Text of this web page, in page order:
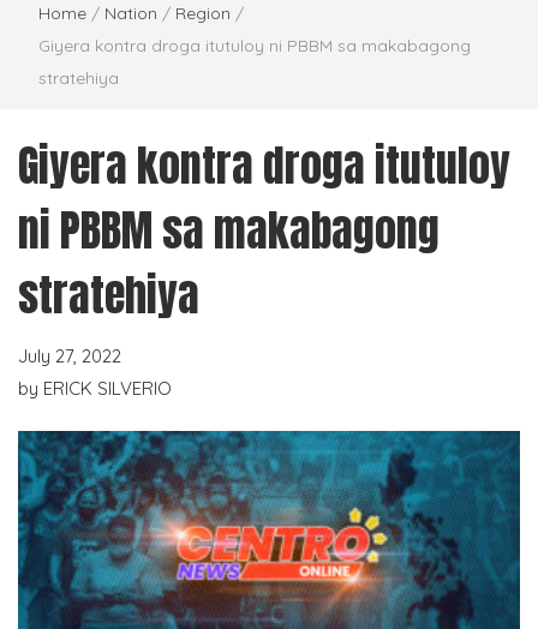
Home / Nation / Region /
Giyera kontra droga itutuloy ni PBBM sa makabagong
stratehiya
Giyera kontra droga itutuloy
ni PBBM sa makabagong
stratehiya
July 27, 2022
by ERICK SILVERIO